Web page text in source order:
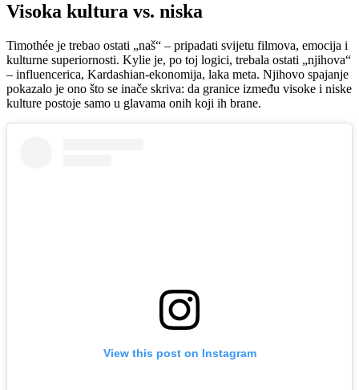
Visoka kultura vs. niska
Timothée je trebao ostati „naš“ – pripadati svijetu filmova, emocija i
kulturne superiornosti. Kylie je, po toj logici, trebala ostati „njihova“
– influencerica, Kardashian-ekonomija, laka meta. Njihovo spajanje
pokazalo je ono što se inače skriva: da granice između visoke i niske
kulture postoje samo u glavama onih koji ih brane.
View this post on Instagram